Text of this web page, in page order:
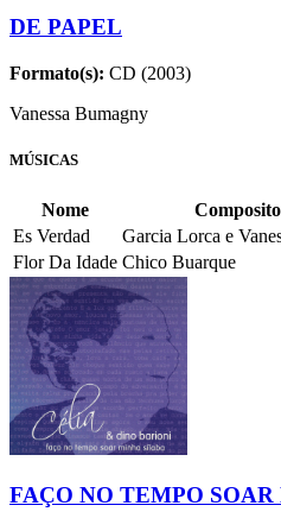
DE PAPEL
Formato(s): CD (2003)
Vanessa Bumagny
MÚSICAS
Nome
Es Verdad
Garcia Lorca e
Flor Da Idade Chico Buarque
FAÇO NO TEMPO